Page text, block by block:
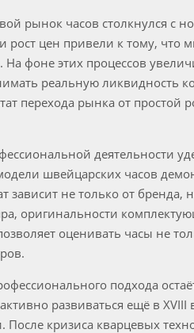
рынок часов столкнулся с
рост цен привели к тому, что
фоне этих процессов
реальную ликвидность
перехода рынка от
деятельности
швейцарских часов
зависит не только от
оригинальности
оценивать часы не
подхода
развиваться ещё в
После кризиса кварцевых